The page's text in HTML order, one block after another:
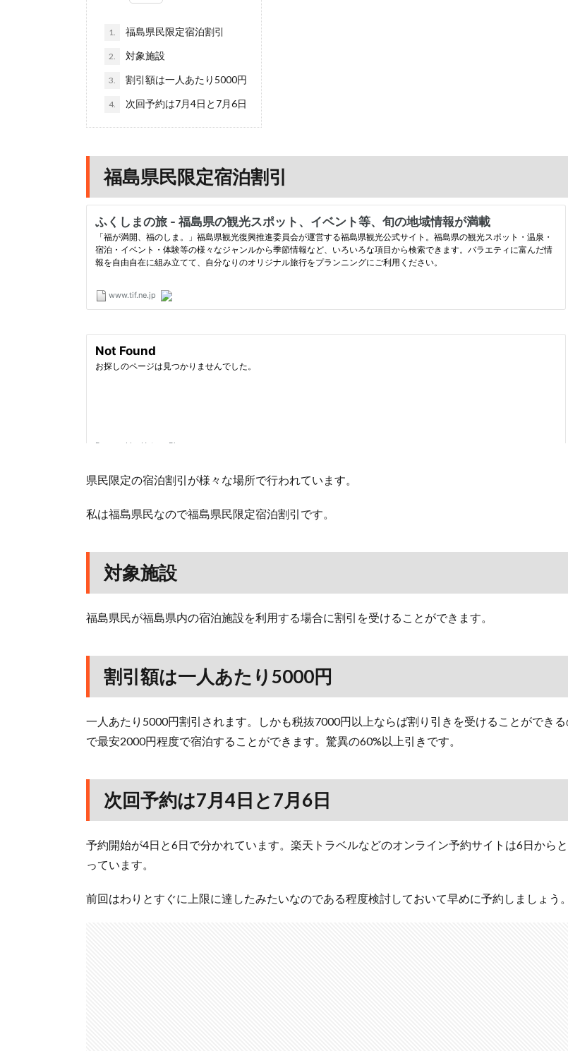
1. 福島県民限定宿泊割引
2. 対象施設
3. 割引額は一人あたり5000円
4. 次回予約は7月4日と7月6日
福島県民限定宿泊割引
県民限定の宿泊割引が様々な場所で行われています。
私は福島県民なので福島県民限定宿泊割引です。
対象施設
福島県民が福島県内の宿泊施設を利用する場合に割引を受けることができます。
割引額は一人あたり5000円
一人あたり5000円割引されます。しかも税抜7000円以上ならば割り引きを受けることができ
で最安2000円程度で宿泊することができます。驚異の60%以上引きです。
次回予約は7月4日と7月6日
予約開始が4日と6日で分かれています。楽天トラベルなどのオンライン予約サイトは6日から
っています。
前回はわりとすぐに上限に達したみたいなのである程度検討しておいて早めに予約しましょう。